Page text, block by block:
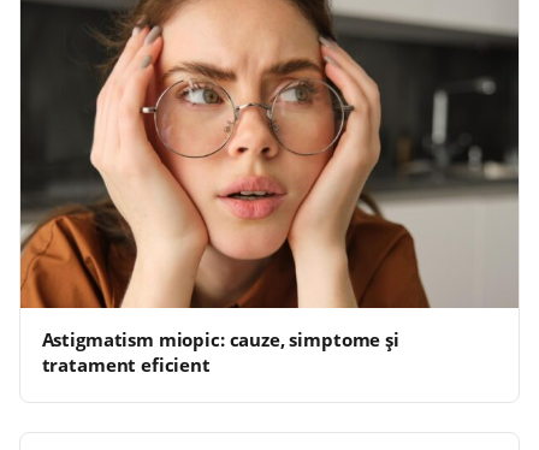
Astigmatism miopic: cauze, simptome și
tratament eficient